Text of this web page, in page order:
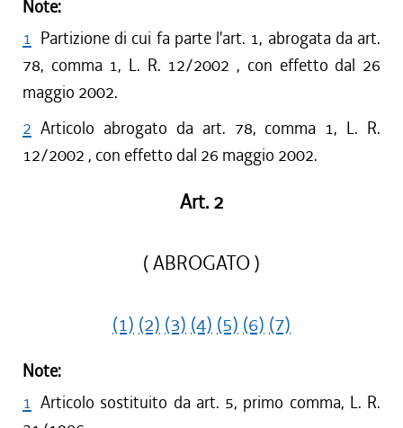
Note:
1 Partizione di cui fa parte l'art. 1, abrogata da art.
78, comma 1, L. R. 12/2002 , con effetto dal 26
maggio 2002.
2 Articolo abrogato da art. 78, comma 1, L. R.
12/2002 , con effetto dal 26 maggio 2002.
Art. 2
( ABROGATO )
(1) (2) (3) (4) (5) (6) (7)
Note:
1 Articolo sostituito da art. 5, primo comma, L. R.